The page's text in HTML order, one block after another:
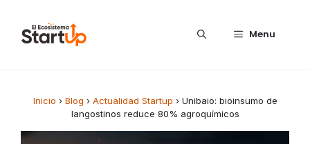
Menu
Inicio › Blog › Actualidad Startup › Unibaio: bioinsumo de
langostinos reduce 80% agroquímicos